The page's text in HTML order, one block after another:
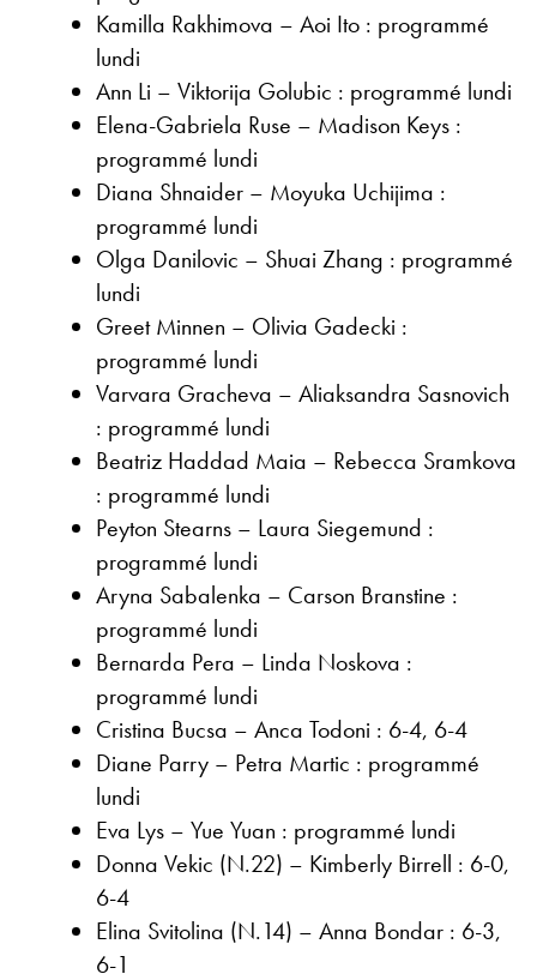
Kamilla Rakhimova – Aoi Ito : programmé
lundi
Ann Li – Viktorija Golubic : programmé lundi
Elena-Gabriela Ruse – Madison Keys :
programmé lundi
Diana Shnaider – Moyuka Uchijima :
programmé lundi
Olga Danilovic – Shuai Zhang : programmé
lundi
Greet Minnen – Olivia Gadecki :
programmé lundi
Varvara Gracheva – Aliaksandra Sasnovich
: programmé lundi
Beatriz Haddad Maia – Rebecca Sramkova
: programmé lundi
Peyton Stearns – Laura Siegemund :
programmé lundi
Aryna Sabalenka – Carson Branstine :
programmé lundi
Bernarda Pera – Linda Noskova :
programmé lundi
Cristina Bucsa – Anca Todoni : 6-4, 6-4
Diane Parry – Petra Martic : programmé
lundi
Eva Lys – Yue Yuan : programmé lundi
Donna Vekic (N.22) – Kimberly Birrell : 6-0,
6-4
Elina Svitolina (N.14) – Anna Bondar : 6-3,
6-1